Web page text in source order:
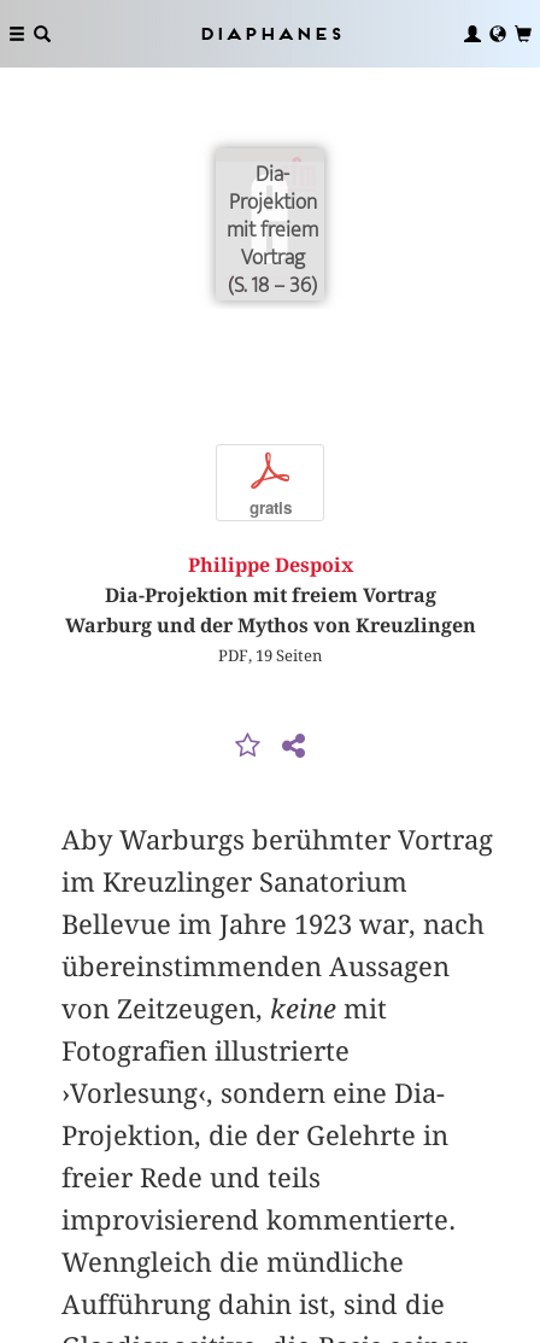
Diaphanes
Dia-
Projektion
mit freiem
Vortrag
(S. 18 – 36)
p
gratis
Philippe Despoix
Dia-Projektion mit freiem Vortrag
Warburg und der Mythos von Kreuzlingen
PDF, 19 Seiten
Aby Warburgs berühmter Vortrag
im Kreuzlinger Sanatorium
Bellevue im Jahre 1923 war, nach
übereinstimmenden Aussagen
von Zeitzeugen, keine mit
Fotografien illustrierte
›Vorlesung‹, sondern eine Dia-
Projektion, die der Gelehrte in
freier Rede und teils
improvisierend kommentierte.
Wenngleich die mündliche
Aufführung dahin ist, sind die